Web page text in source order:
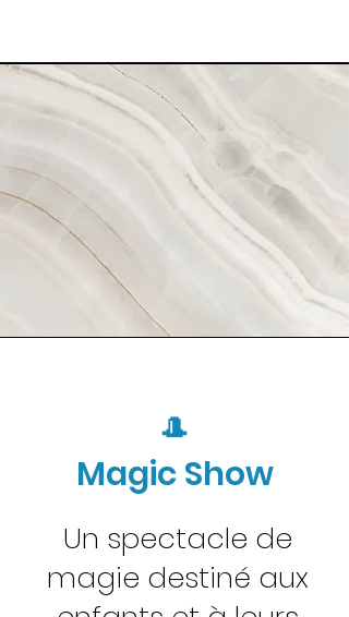
🎩
Magic Show
Un spectacle de
magie destiné aux